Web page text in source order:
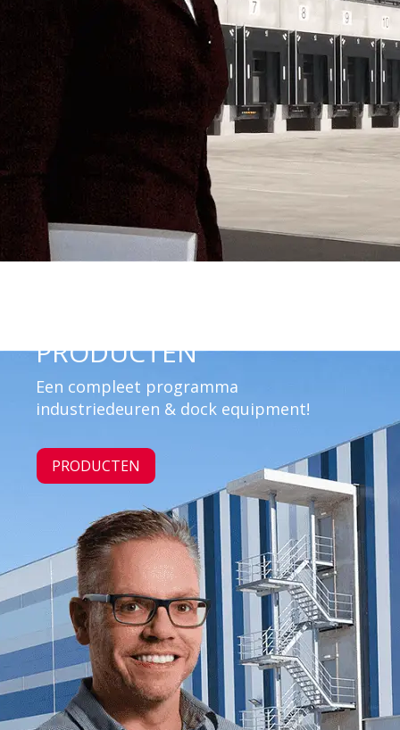
PRODUCTEN
Een compleet programma
industriedeuren & dock equipment!
PRODUCTEN